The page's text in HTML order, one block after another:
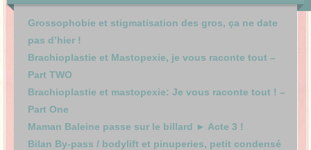
Grossophobie et stigmatisation des gros, ça ne date
pas d’hier !
Brachioplastie et Mastopexie, je vous raconte tout –
Part TWO
Brachioplastie et mastopexie: Je vous raconte tout ! –
Part One
Maman Baleine passe sur le billard ► Acte 3 !
Bilan By-pass / bodylift et pinuperies, petit condensé